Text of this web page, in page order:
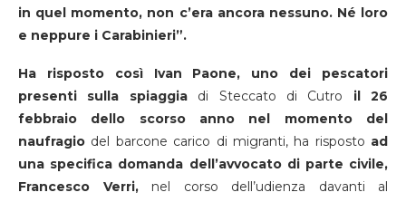
in quel momento, non c’era ancora nessuno. Né loro
e neppure i Carabinieri”.
Ha risposto così Ivan Paone, uno dei pescatori
presenti
sulla spiaggiadi Steccato di Cutro il 26
febbraio dello scorso anno nel momento del
naufragio del barcone carico di migranti, ha risposto ad
una specifica domanda dell’avvocato di parte civile,
Francesco Verri,nel corso dell’udienza davanti al